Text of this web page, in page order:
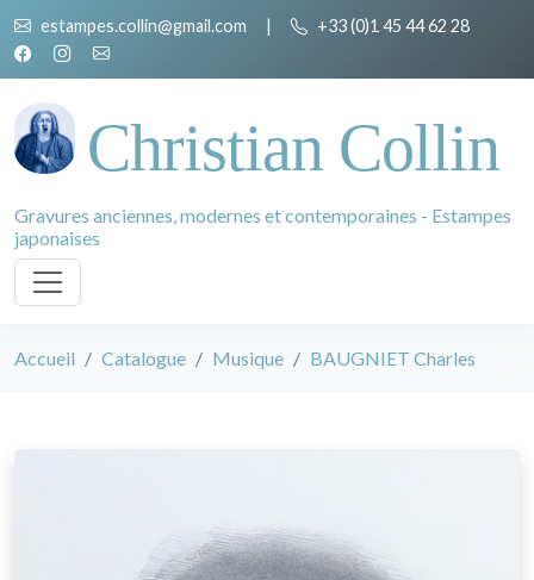
estampes.collin@gmail.com | +33 (0)1 45 44 62 28
Christian Collin
Gravures anciennes, modernes et contemporaines - Estampes
japonaises
Accueil Catalogue Musique BAUGNIET Charles